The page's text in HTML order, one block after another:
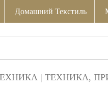
Домашний Текстиль
|ТЕХНИКА,